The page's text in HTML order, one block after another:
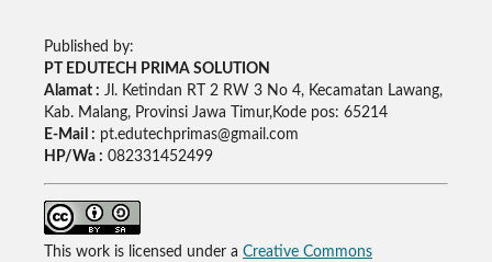
Published by:
PT EDUTECH PRIMA SOLUTION
Alamat : Jl. Ketindan RT 2 RW 3 No 4, Kecamatan Lawang,
Kab. Malang, Provinsi Jawa Timur,Kode pos: 65214
E-Mail : pt.edutechprimas@gmail.com
HP/Wa : 082331452499
This work is licensed under a Creative Commons